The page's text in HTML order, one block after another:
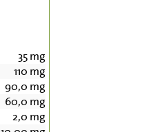
35mg
110 mg
90,0 mg
60,0 mg
2,0 mg